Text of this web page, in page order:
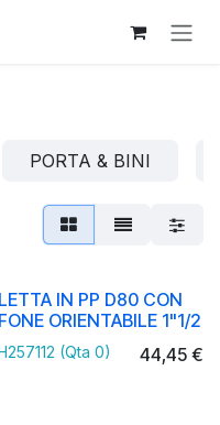
PORTA & BINI
IN PP D80 CON
ORIENTABILE 1"1/2
(Qta 0) 44,45€